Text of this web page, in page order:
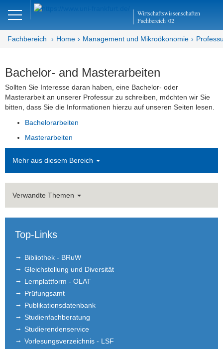
Wirtschaftswissenschaften
Fachbereich 02
DE Close
Management und
Mikroökonomie
Abteilung MM
Organisation und Management
Team
Masterarbeiten
Anerkennung von Studienleistungen
Empfehlungsschreiben
Fachbereich Home Management und Mikroökonomie
Bachelor- and Masterarbeiten
Sollten Sie Interesse daran haben, eine Bachelor- oder
Masterarbeit an unserer Professur zu schreiben, möchten wir Sie
bitten, dass Sie die Informationen hierzu auf unseren Seiten lesen.
Bachelorarbeiten
Masterarbeiten
Mehr aus diesem Bereich
Verwandte Themen
Top-Links
Bibliothek - BRuW
Gleichstellung und Diversität
Lernplattform - OLAT
Prüfungsamt
Publikationsdatenbank
Studienfachberatung
Studierendenservice
Vorlesungsverzeichnis - LSF